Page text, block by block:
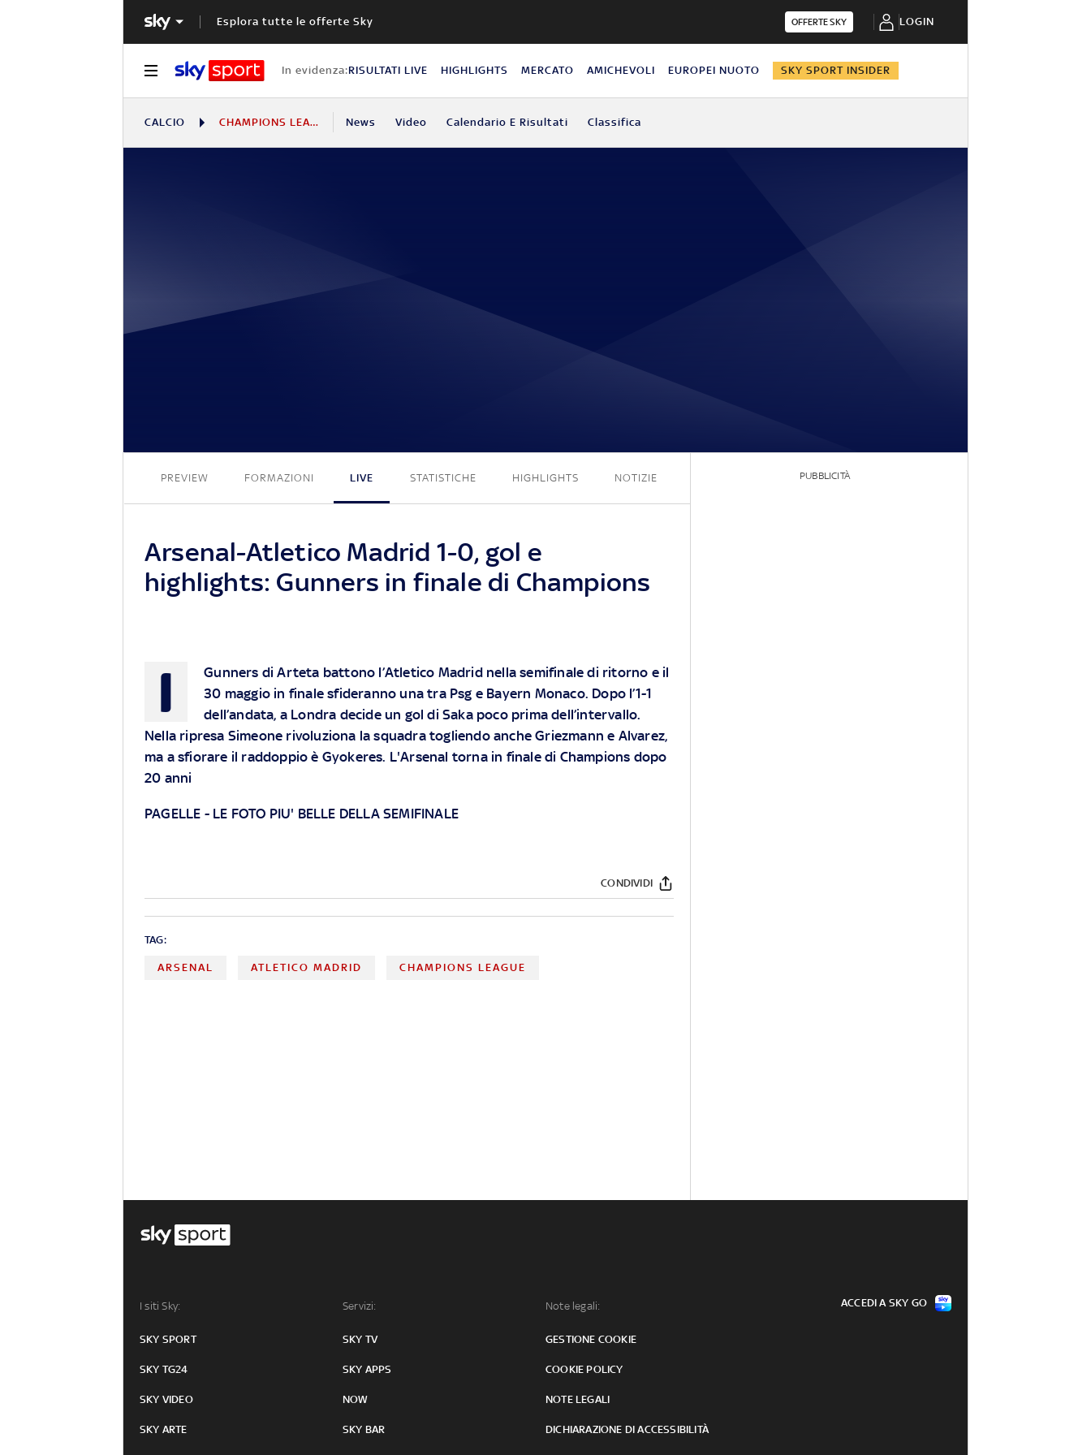
Esplora tutte le offerte Sky OFFERTE SKY LOGIN
In evidenza:RISULTATI LIVE HIGHLIGHTS MERCATO AMICHEVOLI EUROPEI NUOTO SKY SPORT INSIDER
CALCIO CHAMPIONS LEAGUE News Video Calendario E Risultati Classifica
PREVIEW FORMAZIONI LIVE STATISTICHE HIGHLIGHTS NOTIZIE
Arsenal-Atletico Madrid 1-0, gol e
highlights: Gunners in finale di Champions
I
Gunners di Arteta battono l’Atletico Madrid nella semifinale di ritorno e il
30 maggio in finale sfideranno una tra Psg e Bayern Monaco. Dopo l’1-1
dell’andata, a Londra decide un gol di Saka poco prima dell’intervallo.
Nella ripresa Simeone rivoluziona la squadra togliendo anche Griezmann e Alvarez,
ma a sfiorare il raddoppio è Gyokeres. L'Arsenal torna in finale di Champions dopo
20 anni
PAGELLE - LE FOTO PIU' BELLE DELLA SEMIFINALE
CONDIVIDI
TAG:
ARSENAL ATLETICO MADRID CHAMPIONS LEAGUE
PUBBLICITÀ
I siti Sky:
SKY SPORT
SKY TG24
SKY VIDEO
SKY ARTE
Servizi:
SKY TV
SKY APPS
NOW
SKY BAR
Note legali:
GESTIONE COOKIE
COOKIE POLICY
NOTE LEGALI
DICHIARAZIONE DI ACCESSIBILITÀ
ACCEDI A SKY GO